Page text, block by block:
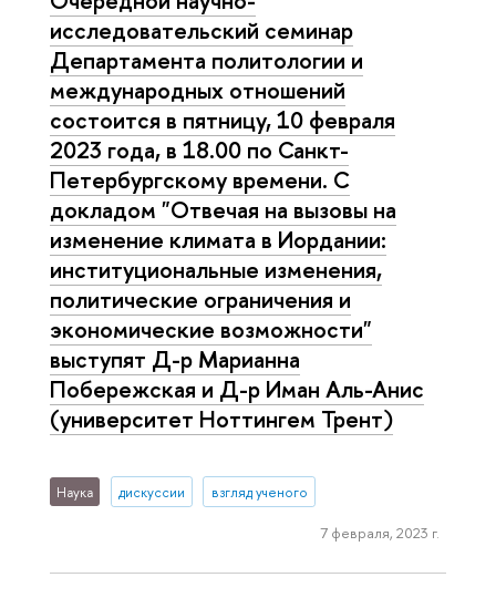
исследовательский семинар
Департамента политологии и
международных отношений
состоится в пятницу, 10 февраля
2023 года, в 18.00 по Санкт-
Петербургскому времени. С
докладом "Отвечая на вызовы на
изменение климата в Иордании:
институциональные изменения,
политические ограничения и
экономические возможности"
выступят Д-р Марианна
Побережская и Д-р Иман Аль-Анис
(университет Ноттингем Трент)
Наука дискуссии взгляд ученого
7 февраля, 2023 г.